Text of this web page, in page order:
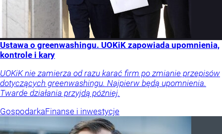
Ustawa o greenwashingu. UOKiK zapowiada upomnienia,
kontrole i kary
UOKiK nie zamierza od razu karać firm po zmianie przepisów
dotyczących greenwashingu. Najpierw będą upomnienia.
Twarde działania przyjdą później.
GospodarkaFinanse i inwestycje